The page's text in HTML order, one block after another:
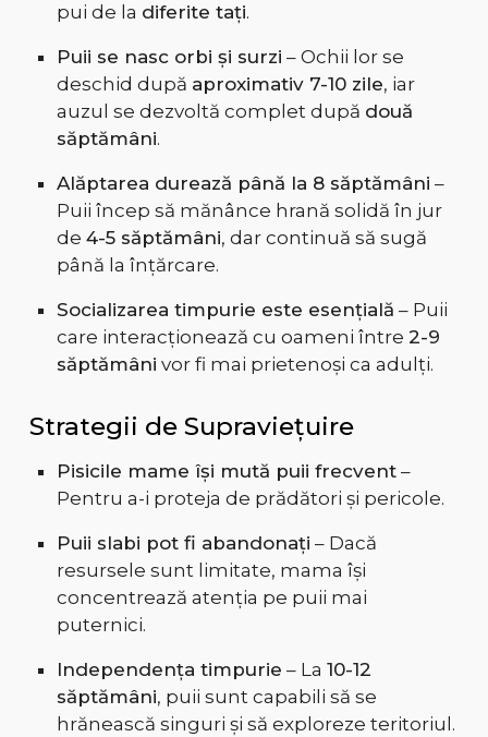
pui de la diferite tați.
Puii se nasc orbi și surzi – Ochii lor se
deschid după aproximativ 7-10 zile, iar
auzul se dezvoltă complet după două
săptămâni.
Alăptarea durează până la 8 săptămâni –
Puii încep să mănânce hrană solidă în jur
de 4-5 săptămâni, dar continuă să sugă
până la înțărcare.
Socializarea timpurie este esențială – Puii
care interacționează cu oameni între 2-9
săptămâni vor fi mai prietenoși ca adulți.
Strategii de Supraviețuire
Pisicile mame își mută puii frecvent–
Pentru a-i proteja de prădători și pericole.
Puii slabi pot fi abandonați – Dacă
resursele sunt limitate, mama își
concentrează atenția pe puii mai
puternici.
Independența timpurie – La 10-12
săptămâni, puii sunt capabili să se
hrănească singuri și să exploreze teritoriul.